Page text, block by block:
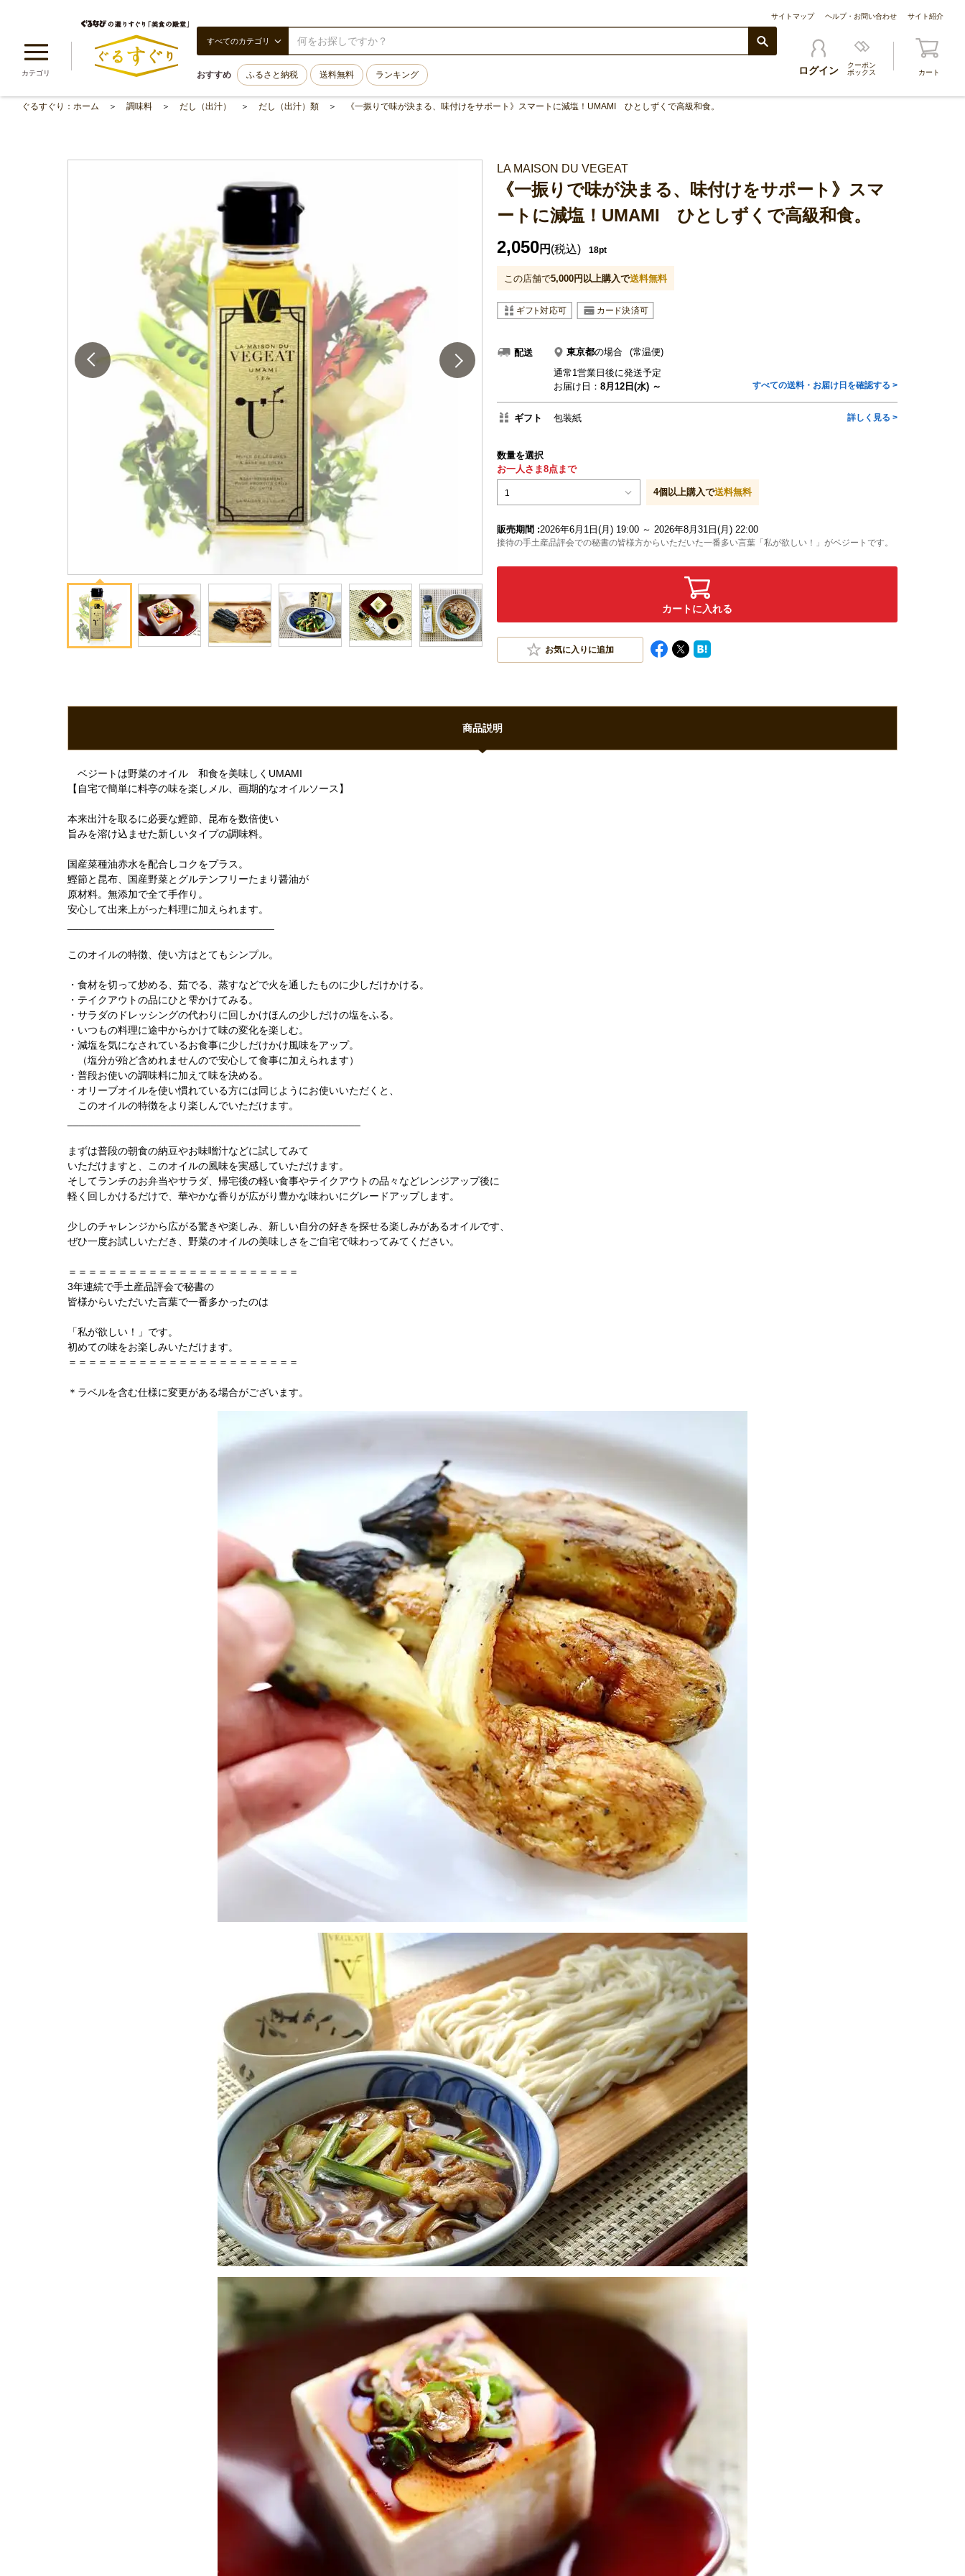
サイトマップ ヘルプ・お問い合わせ サイト紹介
カテゴリ
すべてのカテゴリ
おすすめ ふるさと納税 送料無料 ランキング ログイン
クーポン
ボックス
カート
ぐるすぐり：ホーム 調味料 だし（出汁） だし（出汁）類 《一振りで味が決まる、味付けをサポート》スマートに減塩！UMAMI ひとしずくで高級和食。
LA MAISON DU VEGEAT
《一振りで味が決まる、味付けをサポート》スマ
ートに減塩！UMAMI ひとしずくで高級和食。
2,050円 (税込) 18pt
この店舗で5,000円以上購入で送料無料
配送 東京都の場合
(常温便)
通常1営業日後に発送予定
お届け日： 8月12日(水) ～ すべての送料・お届け日を確認する >
ギフト 包装紙 詳しく見る >
数量を選択
お一人さま8点まで
1 4個以上購入で送料無料
販売期間 :2026年6月1日(月) 19:00 ～ 2026年8月31日(月) 22:00
接待の手土産品評会での秘書の皆様方からいただいた一番多い言葉「私が欲しい！」がベジートです。
カートに入れる
お気に入りに追加
商品説明
ベジートは野菜のオイル 和食を美味しくUMAMI
【自宅で簡単に料亭の味を楽しメル、画期的なオイルソース】
本来出汁を取るに必要な鰹節、昆布を数倍使い
旨みを溶け込ませた新しいタイプの調味料。
国産菜種油赤水を配合しコクをプラス。
鰹節と昆布、国産野菜とグルテンフリーたまり醤油が
原材料。無添加で全て手作り。
安心して出来上がった料理に加えられます。
このオイルの特徴、使い方はとてもシンプル。
・食材を切って炒める、茹でる、蒸すなどで火を通したものに少しだけかける。
・テイクアウトの品にひと雫かけてみる。
・サラダのドレッシングの代わりに回しかけほんの少しだけの塩をふる。
・いつもの料理に途中からかけて味の変化を楽しむ。
・減塩を気になされているお食事に少しだけかけ風味をアップ。
（塩分が殆ど含めれませんので安心して食事に加えられます）
・普段お使いの調味料に加えて味を決める。
・オリーブオイルを使い慣れている方には同じようにお使いいただくと、
このオイルの特徴をより楽しんでいただけます。
まずは普段の朝食の納豆やお味噌汁などに試してみて
いただけますと、このオイルの風味を実感していただけます。
そしてランチのお弁当やサラダ、帰宅後の軽い食事やテイクアウトの品々などレンジアップ後に
軽く回しかけるだけで、華やかな香りが広がり豊かな味わいにグレードアップします。
少しのチャレンジから広がる驚きや楽しみ、新しい自分の好きを探せる楽しみがあるオイルです、
ぜひ一度お試しいただき、野菜のオイルの美味しさをご自宅で味わってみてください。
＝＝＝＝＝＝＝＝＝＝＝＝＝＝＝＝＝＝＝＝＝＝＝
3年連続で手土産品評会で秘書の
皆様からいただいた言葉で一番多かったのは
「私が欲しい！」です。
初めての味をお楽しみいただけます。
＝＝＝＝＝＝＝＝＝＝＝＝＝＝＝＝＝＝＝＝＝＝＝
＊ラベルを含む仕様に変更がある場合がございます。